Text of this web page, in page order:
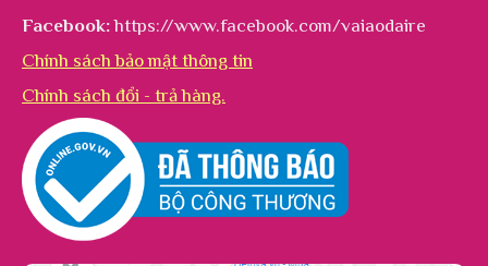
Facebook: https://www.facebook.com/vaiaodaire
Chính sách bảo mật thông tin
Chính sách đổi - trả hàng.